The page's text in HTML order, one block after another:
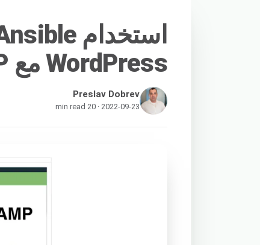
WordPress مع LAMP على Ubuntu
Preslav Dobrev
2022-09-23 · 20 min read